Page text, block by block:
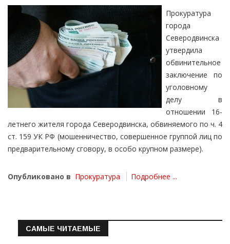
Прокуратура
города
Северодвинска
утвердила
обвинительное
заключение по
уголовному
делу в
отношении 16-
летнего жителя города Северодвинска, обвиняемого по ч. 4
ст. 159 УК РФ (мошенничество, совершенное группой лиц по
предварительному сговору, в особо крупном размере).
Опубликовано в Прокуратура Подробнее ...
САМЫЕ ЧИТАЕМЫЕ